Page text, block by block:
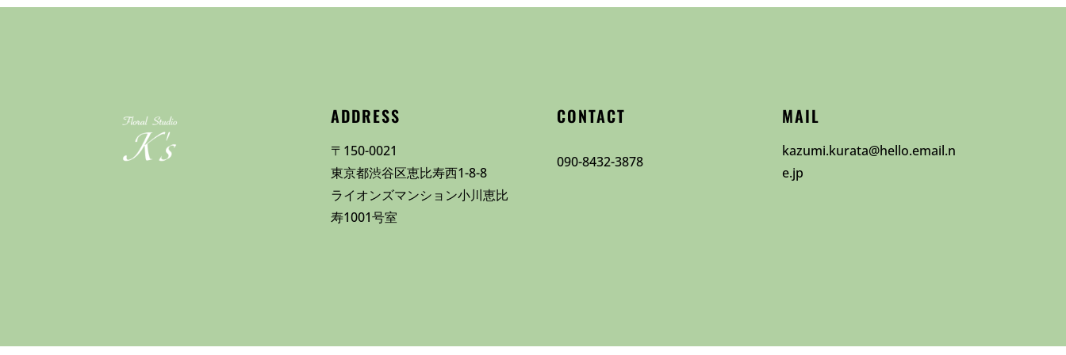
ADDRESS
〒150-0021
東京都渋谷区恵比寿西1-8-8
ライオンズマンション小川恵比
寿1001号室
CONTACT
090-8432-3878
MAIL
kazumi.kurata@hello.email.n
e.jp